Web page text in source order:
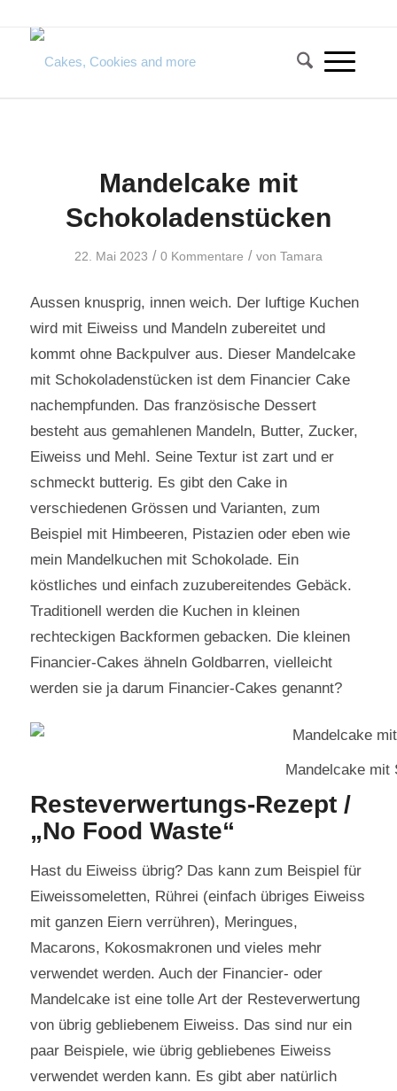
Mandelcake mit
Schokoladenstücken
22. Mai 2023 / 0 Kommentare / von Tamara
Aussen knusprig, innen weich. Der luftige Kuchen
wird mit Eiweiss und Mandeln zubereitet und
kommt ohne Backpulver aus. Dieser Mandelcake
mit Schokoladenstücken ist dem Financier Cake
nachempfunden. Das französische Dessert
besteht aus gemahlenen Mandeln, Butter, Zucker,
Eiweiss und Mehl. Seine Textur ist zart und er
schmeckt butterig. Es gibt den Cake in
verschiedenen Grössen und Varianten, zum
Beispiel mit Himbeeren, Pistazien oder eben wie
mein Mandelkuchen mit Schokolade. Ein
köstliches und einfach zuzubereitendes Gebäck.
Traditionell werden die Kuchen in kleinen
rechteckigen Backformen gebacken. Die kleinen
Financier-Cakes ähneln Goldbarren, vielleicht
werden sie ja darum Financier-Cakes genannt?
Mandelcake mit
Resteverwertungs-Rezept /
„No Food Waste“
Hast du Eiweiss übrig? Das kann zum Beispiel für
Eiweissomeletten, Rührei (einfach übriges Eiweiss
mit ganzen Eiern verrühren), Meringues,
Macarons, Kokosmakronen und vieles mehr
verwendet werden. Auch der Financier- oder
Mandelcake ist eine tolle Art der Resteverwertung
von übrig gebliebenem Eiweiss. Das sind nur ein
paar Beispiele, wie übrig gebliebenes Eiweiss
verwendet werden kann. Es gibt aber natürlich